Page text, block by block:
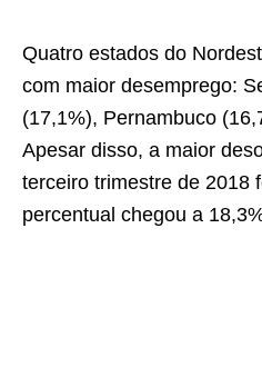
Quatro estados do
com maior desemprego:
(17,1%), Pernambuco
Apesar disso, a maior
terceiro trimestre de 2018
percentual chegou a